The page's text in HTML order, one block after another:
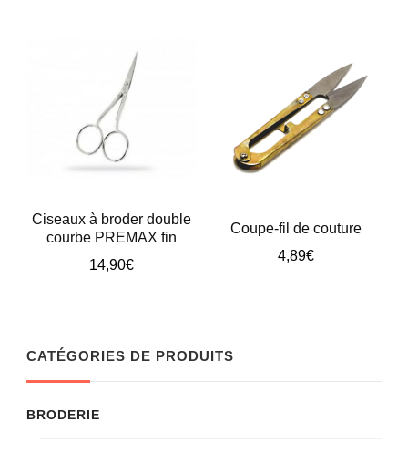
peuvent
être
choisies
sur
page
du
produit
Ciseaux à broder double
courbe PREMAX fin
14,90€
Coupe-fil de couture
4,89€
CATÉGORIES DE PRODUITS
BRODERIE